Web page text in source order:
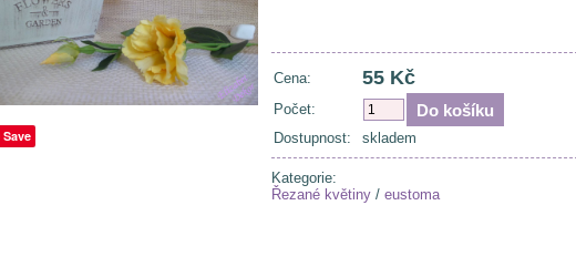
Save
Cena: 55 Kč
Počet:
Dostupnost:
skladem
Kategorie:
Řezané květiny / eustoma